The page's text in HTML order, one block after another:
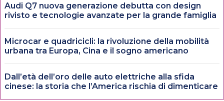
Audi Q7 nuova generazione debutta con design
rivisto e tecnologie avanzate per la grande famiglia
Microcar e quadricicli: la rivoluzione della mobilità
urbana tra Europa, Cina e il sogno americano
Dall’età dell’oro delle auto elettriche alla sfida
cinese: la storia che l’America rischia di dimenticare